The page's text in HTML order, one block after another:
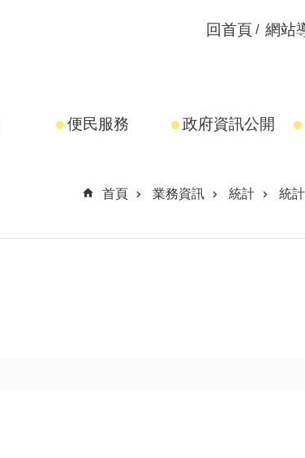
回首頁 網站
便民服務 政府資訊公開
首頁
業務資訊 統計 統